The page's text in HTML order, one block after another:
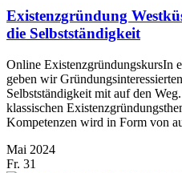
Existenzgründung
die Selbstständigkeit
Online ExistenzgründungskursIn
geben wir
Selbstständigkeit mit auf den
klassischen
Kompetenzen wird in Form von
Mai 2024
Fr. 31